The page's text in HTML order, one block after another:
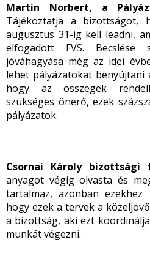
Martin Norbert, a
Tájékoztatja a bizottságot,
augusztus 31-ig kell leadni,
elfogadott FVS. Becslése
jóváhagyása még az idei
lehet pályázatokat
hogy az összegek
szükséges önerő, ezek
pályázatok.
Csornai Károly bizottsági
anyagot végig olvasta és
tartalmaz, azonban ezekhez
hogy ezek a tervek a
a bizottság, aki ezt
munkát végezni.